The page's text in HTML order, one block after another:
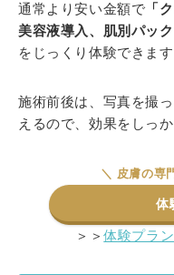
通常より安い金額で 「
美容液導入、肌別パッ
をじっくり体験できます
施術前後は、写真を撮
えるので、効果をしっ
＼ 皮膚の専
体
＞＞体験プラ